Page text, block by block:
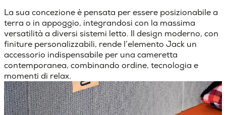
La sua concezione è pensata per essere posizionabile a
terra o in appoggio, integrandosi con la massima
versatilità a diversi sistemi letto. Il design moderno, con
finiture personalizzabili, rende l’elemento Jack un
accessorio indispensabile per una cameretta
contemporanea, combinando ordine, tecnologia e
momenti di relax.